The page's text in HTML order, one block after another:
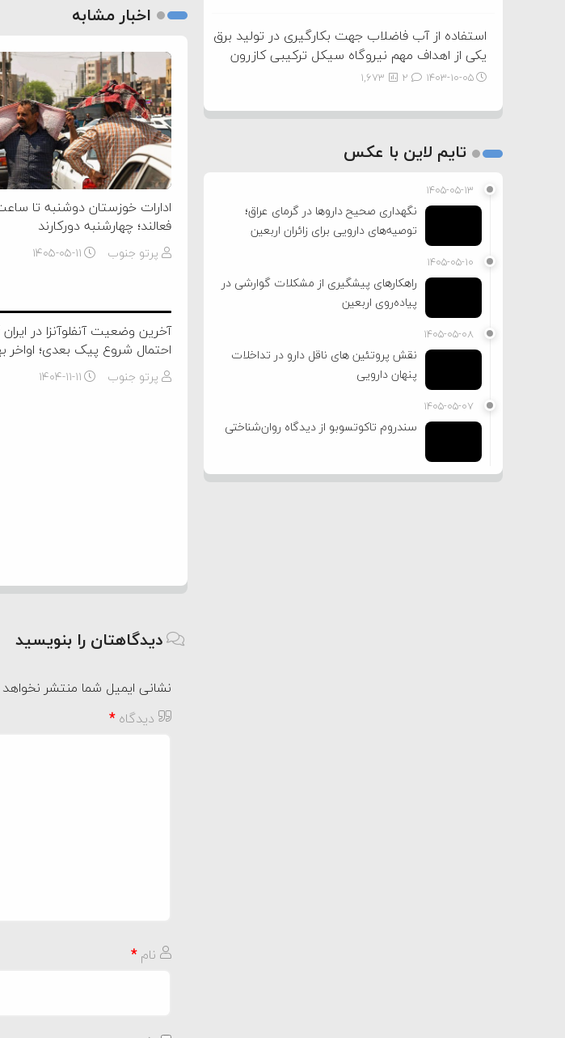
اخبار مشابه
فعالند؛ چهارشنبه دورکارند
پرتو جنوب ۱۴۰۵-۰۵-۱۱
آخرین وضعیت آنفلوآنزا در
احتمال شروع پیک بعدی؛ اواخر
پرتو جنوب ۱۴۰۴-۱۱-۱۱
دیدگاهتان را بنویسید
نشانی ایمیل شما منتشر
دیدگاه*
نام*
استفاده از آب فاضلاب جهت بکارگیری در تولید برق
یکی از اهداف مهم نیروگاه سیکل ترکیبی کازرون
۱۴۰۳-۱۰-۰۵ 1,673
تایم لاین با عکس
۱۴۰۵-۰۵-۱۳
نگهداری صحیح داروها در گرمای عراق؛
توصیه‌های دارویی برای زائران اربعین
۱۴۰۵-۰۵-۱۰
راهکارهای پیشگیری از مشکلات گوارشی در
پیاده‌روی اربعین
۱۴۰۵-۰۵-۰۸
نقش پروتئین های ناقل دارو در تداخلات
پنهان دارویی
۱۴۰۵-۰۵-۰۷
سندروم تاکوتسوبو از دیدگاه روان‌شناختی